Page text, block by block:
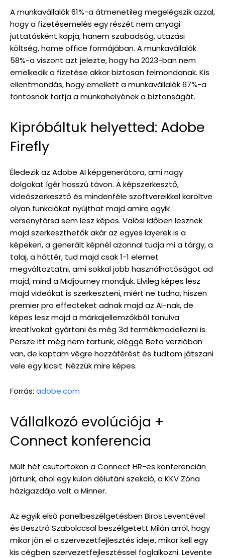
A munkavállalók 61%-a átmenetileg megelégszik azzal,
hogy a fizetésemelés egy részét nem anyagi
juttatásként kapja, hanem szabadság, utazási
költség, home office formájában. A munkavállalók
58%-a viszont azt jelezte, hogy ha 2023-ban nem
emelkedik a fizetése akkor biztosan felmondanak. Kis
ellentmondás, hogy emellett a munkavállalók 67%-a
fontosnak tartja a munkahelyének a biztonságát.
Kipróbáltuk helyetted: Adobe
Firefly
Éledezik az Adobe AI képgenerátora, ami nagy
dolgokat ígér hosszú távon. A képszerkesztő,
videószerkesztő és mindenféle szoftvereikkel karöltve
olyan funkciókat nyújthat majd amire egyik
versenytársa sem lesz képes. Valósi időben lesznek
majd szerkeszthetők akár az egyes layerek is a
képeken, a generált képnél azonnal tudja mi a tárgy, a
talaj, a háttér, tud majd csak 1-1 elemet
megváltoztatni, ami sokkal jobb használhatóságot ad
majd, mind a Midjourney mondjuk. Elvileg képes lesz
majd videókat is szerkeszteni, miért ne tudna, hiszen
premier pro effecteket adnak majd az AI-nak, de
képes lesz majd a márkajellemzőkből tanulva
kreatívokat gyártani és még 3d termékmodellezni is.
Persze itt még nem tartunk, eléggé Beta verzióban
van, de kaptam végre hozzáférést és tudtam játszani
vele egy kicsit. Nézzük mire képes.
Forrás: adobe.com
Vállalkozó evolúciója +
Connect konferencia
Múlt hét csütörtökön a Connect HR-es konferencián
jártunk, ahol egy külön délutáni szekció, a KKV Zóna
házigazdája volt a Minner.
Az egyik első panelbeszélgetésben Biros Leventével
és Besztró Szabolccsal beszélgetett Milán arról, hogy
mikor jön el a szervezetfejlesztés ideje, mikor kell egy
kis cégben szervezetfejlesztéssel foglalkozni. Levente